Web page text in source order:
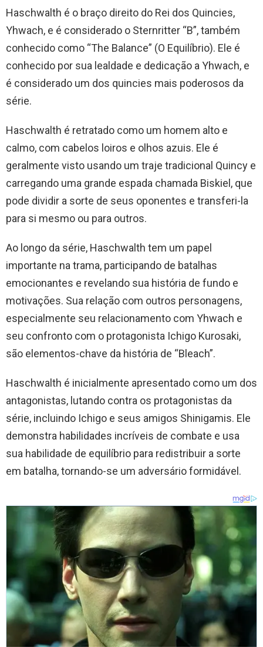
Haschwalth é o braço direito do Rei dos Quincies,
Yhwach, e é considerado o Sternritter “B”, também
conhecido como “The Balance” (O Equilíbrio). Ele é
conhecido por sua lealdade e dedicação a Yhwach, e
é considerado um dos quincies mais poderosos da
série.
Haschwalth é retratado como um homem alto e
calmo, com cabelos loiros e olhos azuis. Ele é
geralmente visto usando um traje tradicional Quincy e
carregando uma grande espada chamada Biskiel, que
pode dividir a sorte de seus oponentes e transferi-la
para si mesmo ou para outros.
Ao longo da série, Haschwalth tem um papel
importante na trama, participando de batalhas
emocionantes e revelando sua história de fundo e
motivações. Sua relação com outros personagens,
especialmente seu relacionamento com Yhwach e
seu confronto com o protagonista Ichigo Kurosaki,
são elementos-chave da história de “Bleach”.
Haschwalth é inicialmente apresentado como um dos
antagonistas, lutando contra os protagonistas da
série, incluindo Ichigo e seus amigos Shinigamis. Ele
demonstra habilidades incríveis de combate e usa
sua habilidade de equilíbrio para redistribuir a sorte
em batalha, tornando-se um adversário formidável.